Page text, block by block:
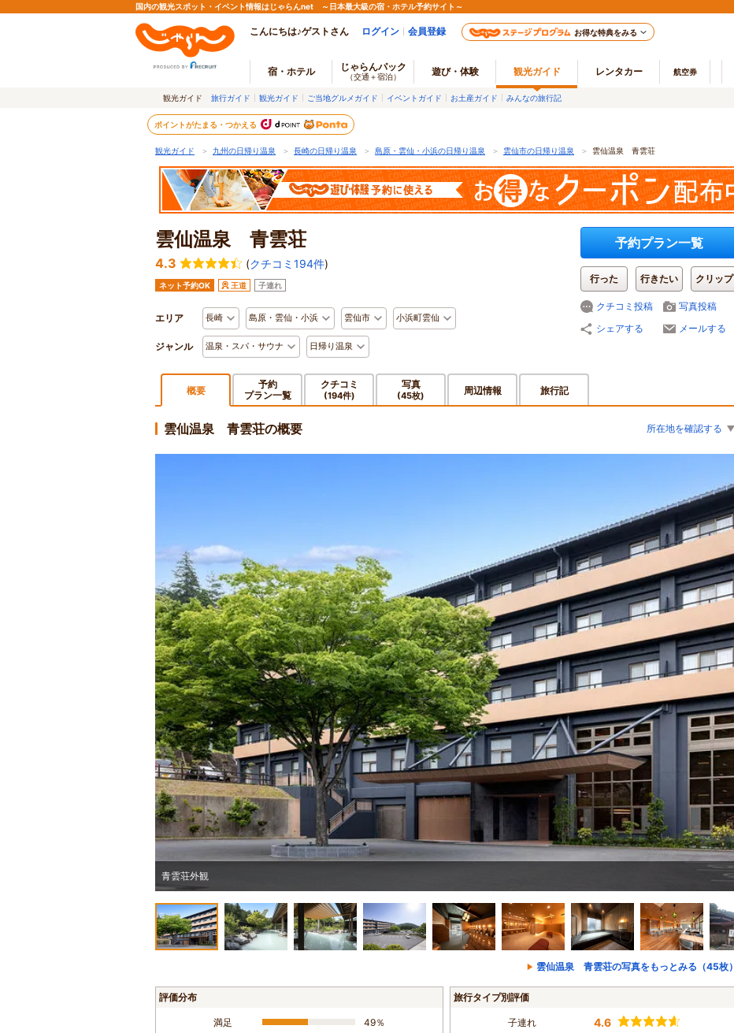
国内の観光スポット・イベント情報はじゃらんnet ～日本最大級の宿・ホテル予約サイト～
こんにちは♪ゲストさん ログイン 会員登録 お得な特典をみる
宿・ホテル じゃらんパック
（交通＋宿泊） 遊び・体験 観光ガイド レンタカー 航空券
観光ガイド 旅行ガイド 観光ガイド ご当地グルメガイド イベントガイド お土産ガイド みんなの旅行記
ポイントがたまる・つかえる
観光ガイド ＞ 九州の日帰り温泉 ＞ 長崎の日帰り温泉 ＞ 島原・雲仙・小浜の日帰り温泉 ＞ 雲仙市の日帰り温泉 ＞ 雲仙温泉 青雲荘
雲仙温泉 青雲荘
4.3 (クチコミ194件)
ネット予約OK 王道 子連れ
エリア 長崎 島原・雲仙・小浜 雲仙市 小浜町雲仙
ジャンル 温泉・スパ・サウナ 日帰り温泉
予約プラン一覧
行った 行きたい クリップ
クチコミ投稿
写真投稿
シェアする
メールする
概要
予約
プラン一覧
クチコミ
(194件)
写真
(45枚) 周辺情報 旅行記
雲仙温泉 青雲荘の概要 所在地を確認する
青雲荘外観
雲仙温泉 青雲荘の写真をもっとみる（45枚）
評価分布
満足
49％
旅行タイプ別評価
子連れ 4.6